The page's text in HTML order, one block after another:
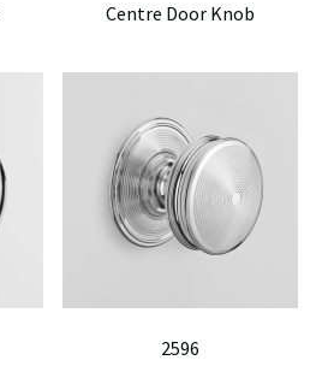
Centre Door Knob
2596